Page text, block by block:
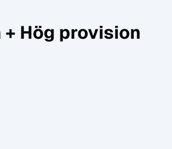
Hög provision